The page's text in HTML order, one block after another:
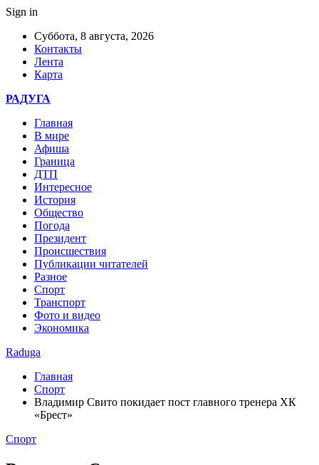
Sign in
Суббота, 8 августа, 2026
Контакты
Лента
Карта
РАДУГА
Главная
В мире
Афиша
Граница
ДТП
Интересное
История
Общество
Погода
Президент
Происшествия
Публикации читателей
Разное
Спорт
Транспорт
Фото и видео
Экономика
Raduga
Главная
Спорт
Владимир Свито покидает пост главного тренера ХК
«Брест»
Спорт